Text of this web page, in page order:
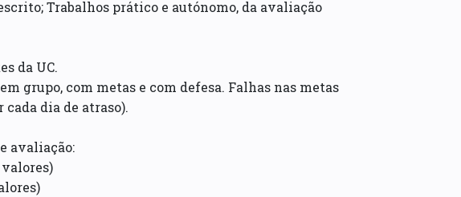
Trabalhos prático e autónomo, da avaliação
da UC.
grupo, com metas e com defesa. Falhas nas metas
dia de atraso).
avaliação:
valores)